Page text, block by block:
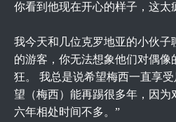
你看到他现在开心的样子，这太
我今天和几位克罗地亚的小伙子
的游客，你无法想象他们对偶
狂。 我总是说希望梅西一直享
望（梅西）能再踢很多年，因为
六年相处时间不多。”